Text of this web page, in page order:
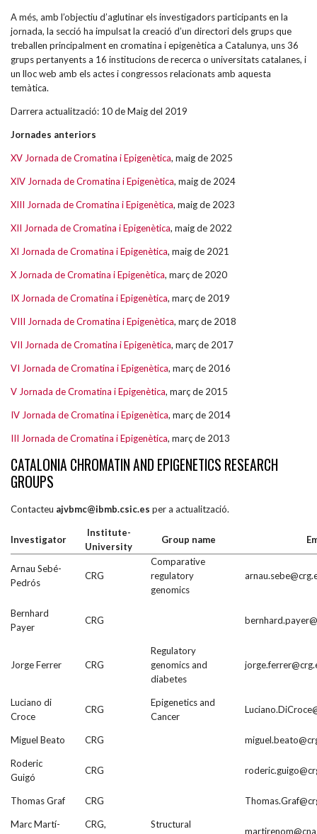
A més, amb l’objectiu d’aglutinar els investigadors participants en la
jornada, la secció ha impulsat la creació d’un directori dels grups que
treballen principalment en cromatina i epigenètica a Catalunya, uns 36
grups pertanyents a 16 institucions de recerca o universitats catalanes, i
un lloc web amb els actes i congressos relacionats amb aquesta
temàtica.
Darrera actualització: 10 de Maig del 2019
Jornades anteriors
XV Jornada de Cromatina i Epigenètica, maig de 2025
XIV Jornada de Cromatina i Epigenètica, maig de 2024
XIII Jornada de Cromatina i Epigenètica, maig de 2023
XII Jornada de Cromatina i Epigenètica, maig de 2022
XI Jornada de Cromatina i Epigenètica, maig de 2021
X Jornada de Cromatina i Epigenètica, març de 2020
IX Jornada de Cromatina i Epigenètica, març de 2019
VIII Jornada de Cromatina i Epigenètica, març de 2018
VII Jornada de Cromatina i Epigenètica, març de 2017
VI Jornada de Cromatina i Epigenètica, març de 2016
V Jornada de Cromatina i Epigenètica, març de 2015
IV Jornada de Cromatina i Epigenètica, març de 2014
III Jornada de Cromatina i Epigenètica, març de 2013
CATALONIA CHROMATIN AND EPIGENETICS RESEARCH
GROUPS
Contacteu ajvbmc@ibmb.csic.es per a actualització.
Investigator
Institute-
University
Group name
Arnau Sebé-
Pedrós
CRG
Comparative
regulatory
genomics
Bernhard
Payer
CRG
Jorge Ferrer CRG
Regulatory
genomics and
diabetes
Luciano di
Croce
CRG
Epigenetics and
Cancer
Miguel Beato CRG
Roderic
Guigó
CRG
Thomas Graf CRG
Marc Martí-
CRG,
Structural